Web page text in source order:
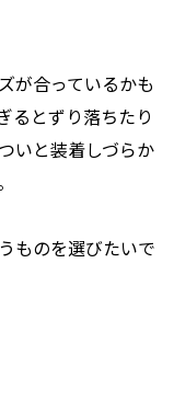
が合っているかも
るとずり落ちたり
いと装着しづらか
ものを選びたいで